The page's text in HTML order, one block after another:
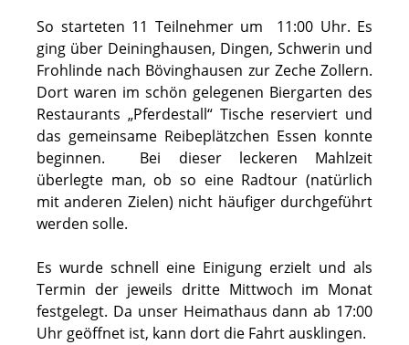
So starteten 11 Teilnehmer um 11:00 Uhr. Es
ging über Deininghausen, Dingen, Schwerin und
Frohlinde nach Bövinghausen zur Zeche Zollern.
Dort waren im schön gelegenen Biergarten des
Restaurants „Pferdestall“ Tische reserviert und
das gemeinsame Reibeplätzchen Essen konnte
beginnen. Bei dieser leckeren Mahlzeit
überlegte man, ob so eine Radtour (natürlich
mit anderen Zielen) nicht häufiger durchgeführt
werden solle.
Es wurde schnell eine Einigung erzielt und als
Termin der jeweils dritte Mittwoch im Monat
festgelegt. Da unser Heimathaus dann ab 17:00
Uhr geöffnet ist, kann dort die Fahrt ausklingen.